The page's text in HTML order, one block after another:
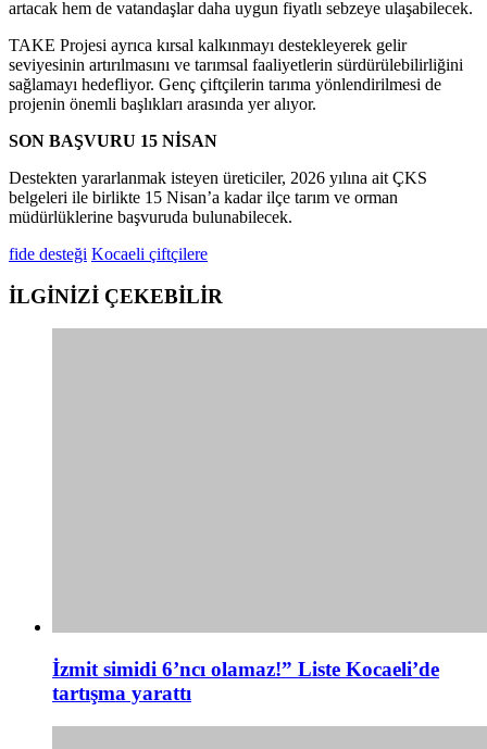
artacak hem de vatandaşlar daha uygun fiyatlı sebzeye ulaşabilecek.
TAKE Projesi ayrıca kırsal kalkınmayı destekleyerek gelir
seviyesinin artırılmasını ve tarımsal faaliyetlerin sürdürülebilirliğini
sağlamayı hedefliyor. Genç çiftçilerin tarıma yönlendirilmesi de
projenin önemli başlıkları arasında yer alıyor.
SON BAŞVURU 15 NİSAN
Destekten yararlanmak isteyen üreticiler, 2026 yılına ait ÇKS
belgeleri ile birlikte 15 Nisan’a kadar ilçe tarım ve orman
müdürlüklerine başvuruda bulunabilecek.
fide desteği Kocaeli çiftçilere
İLGİNİZİ ÇEKEBİLİR
İzmit simidi 6’ncı olamaz!” Liste Kocaeli’de
tartışma yarattı